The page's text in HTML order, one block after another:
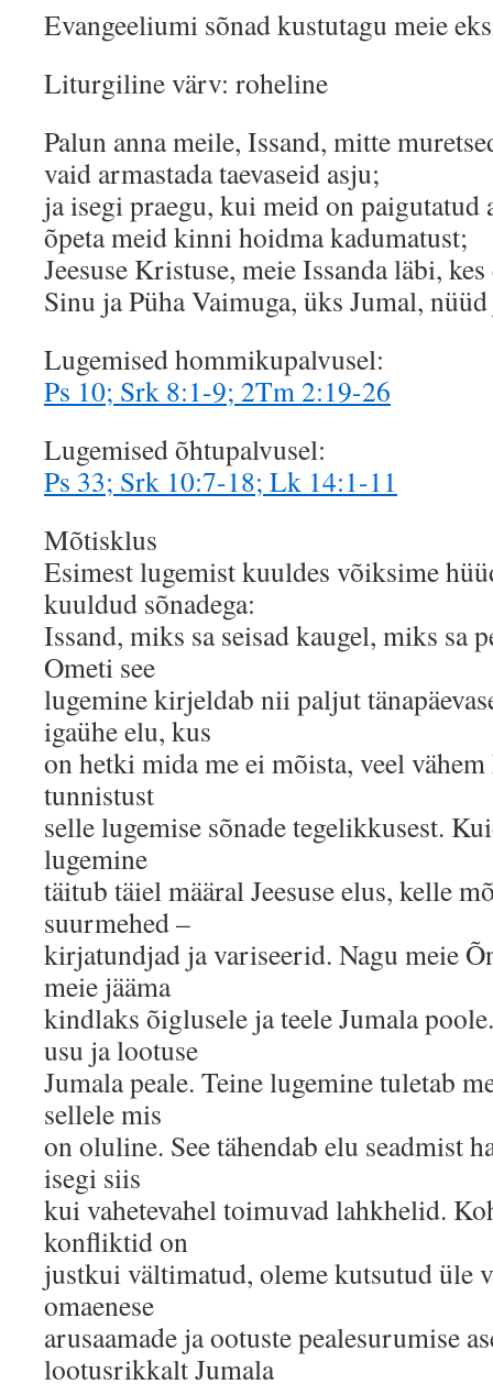
Evangeeliumi sõnad kustutagu meie
Liturgiline värv: roheline
Palun anna meile, Issand, mitte
vaid armastada taevaseid asju;
ja isegi praegu, kui meid on paigutatud
õpeta meid kinni hoidma kadumatust;
Jeesuse Kristuse, meie Issanda läbi,
Sinu ja Püha Vaimuga, üks Jumal,
Lugemised hommikupalvusel:
Ps 10; Srk 8:1-9; 2Tm 2:19-26
Lugemised õhtupalvusel:
Ps 33; Srk 10:7-18; Lk 14:1-11
Mõtisklus
Esimest lugemist kuuldes võiksime
kuuldud sõnadega:
Issand, miks sa seisad kaugel, miks sa
Ometi see
lugemine kirjeldab nii paljut
igaühe elu, kus
on hetki mida me ei mõista, veel
tunnistust
selle lugemise sõnade tegelikkusest.
lugemine
täitub täiel määral Jeesuse elus, kelle
suurmehed –
kirjatundjad ja variseerid. Nagu meie
meie jääma
kindlaks õiglusele ja teele Jumala
usu ja lootuse
Jumala peale. Teine lugemine tuletab
sellele mis
on oluline. See tähendab elu seadmist
isegi siis
kui vahetevahel toimuvad lahkhelid.
konfliktid on
justkui vältimatud, oleme kutsutud üle
omaenese
arusaamade ja ootuste pealesurumise
lootusrikkalt Jumala